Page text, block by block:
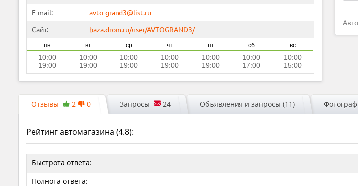
E-mail: avto-grand3@list.ru
Сайт: baza.drom.ru/user/AVTOGRAND3/
пн вт ср чт пт сб вс
10:00
19:00
10:00
19:00
10:00
19:00
10:00
19:00
10:00
19:00
10:00
17:00
10:00
15:00
Отзывы 2 0 Запросы 24 Объявления и запросы (11)
Рейтинг автомагазина (4.8):
Быстрота ответа:
Полнота ответа: